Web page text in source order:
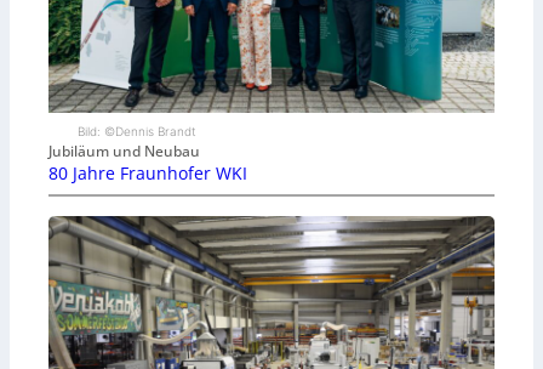
Bild: ©Dennis Brandt
Jubiläum und Neubau
80 Jahre Fraunhofer WKI